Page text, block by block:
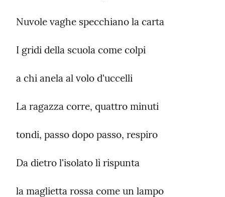
Nuvole vaghe specchiano la carta
I gridi della scuola come colpi
a chi anela al volo d'uccelli
La ragazza corre, quattro minuti
tondi, passo dopo passo, respiro
Da dietro l'isolato lì rispunta
la maglietta rossa come un lampo